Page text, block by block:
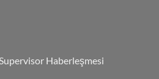
Haberleşmesi